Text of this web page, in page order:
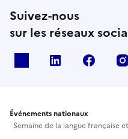
Suivez-nous
sur les réseaux
Linkedin
Événements nationaux
Semaine de la langue française